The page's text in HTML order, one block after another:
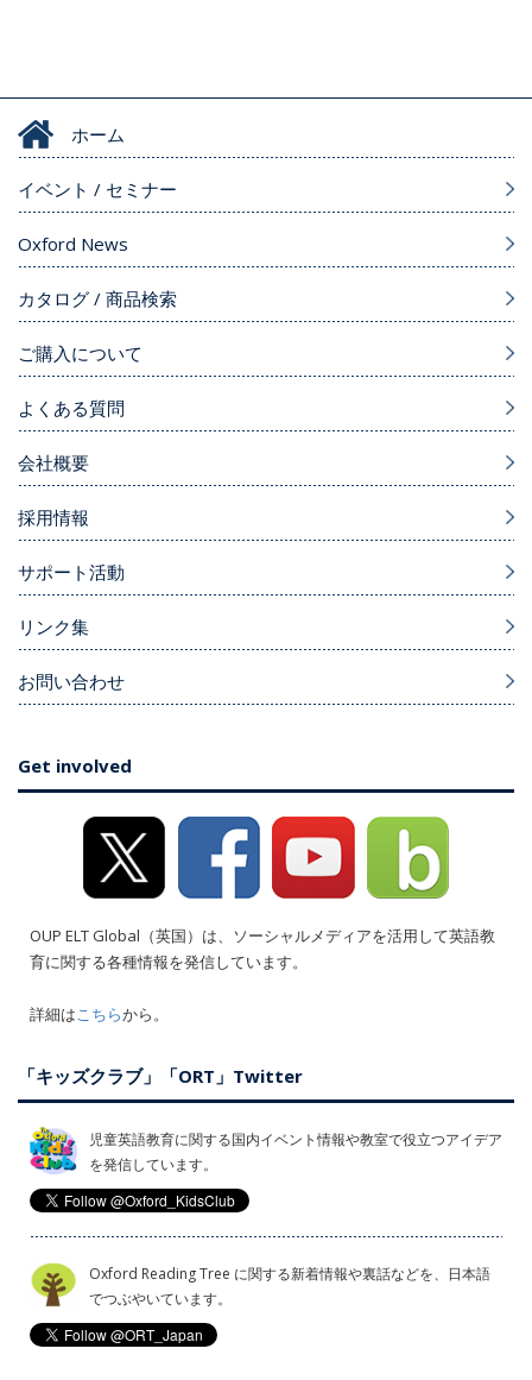
ホーム
イベント / セミナー
Oxford News
カタログ / 商品検索
ご購入について
よくある質問
会社概要
採用情報
サポート活動
リンク集
お問い合わせ
Get involved
OUP ELT Global（英国）は、ソーシャルメディアを活用して英語教
育に関する各種情報を発信しています。
詳細はこちらから。
「キッズクラブ」「ORT」Twitter
児童英語教育に関する国内イベント情報や教室で役立つアイデア
を発信しています。
Oxford Reading Tree に関する新着情報や裏話などを、日本語
でつぶやいています。